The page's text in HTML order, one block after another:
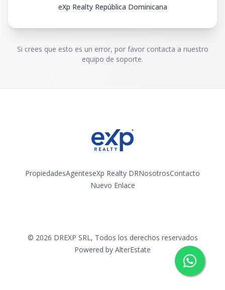
eXp Realty República Dominicana
Si crees que esto es un error, por favor contacta a nuestro
equipo de soporte.
PropiedadesAgenteseXp Realty DRNosotrosContacto
Nuevo Enlace
© 2026 DREXP SRL, Todos los derechos reservados
Powered by AlterEstate